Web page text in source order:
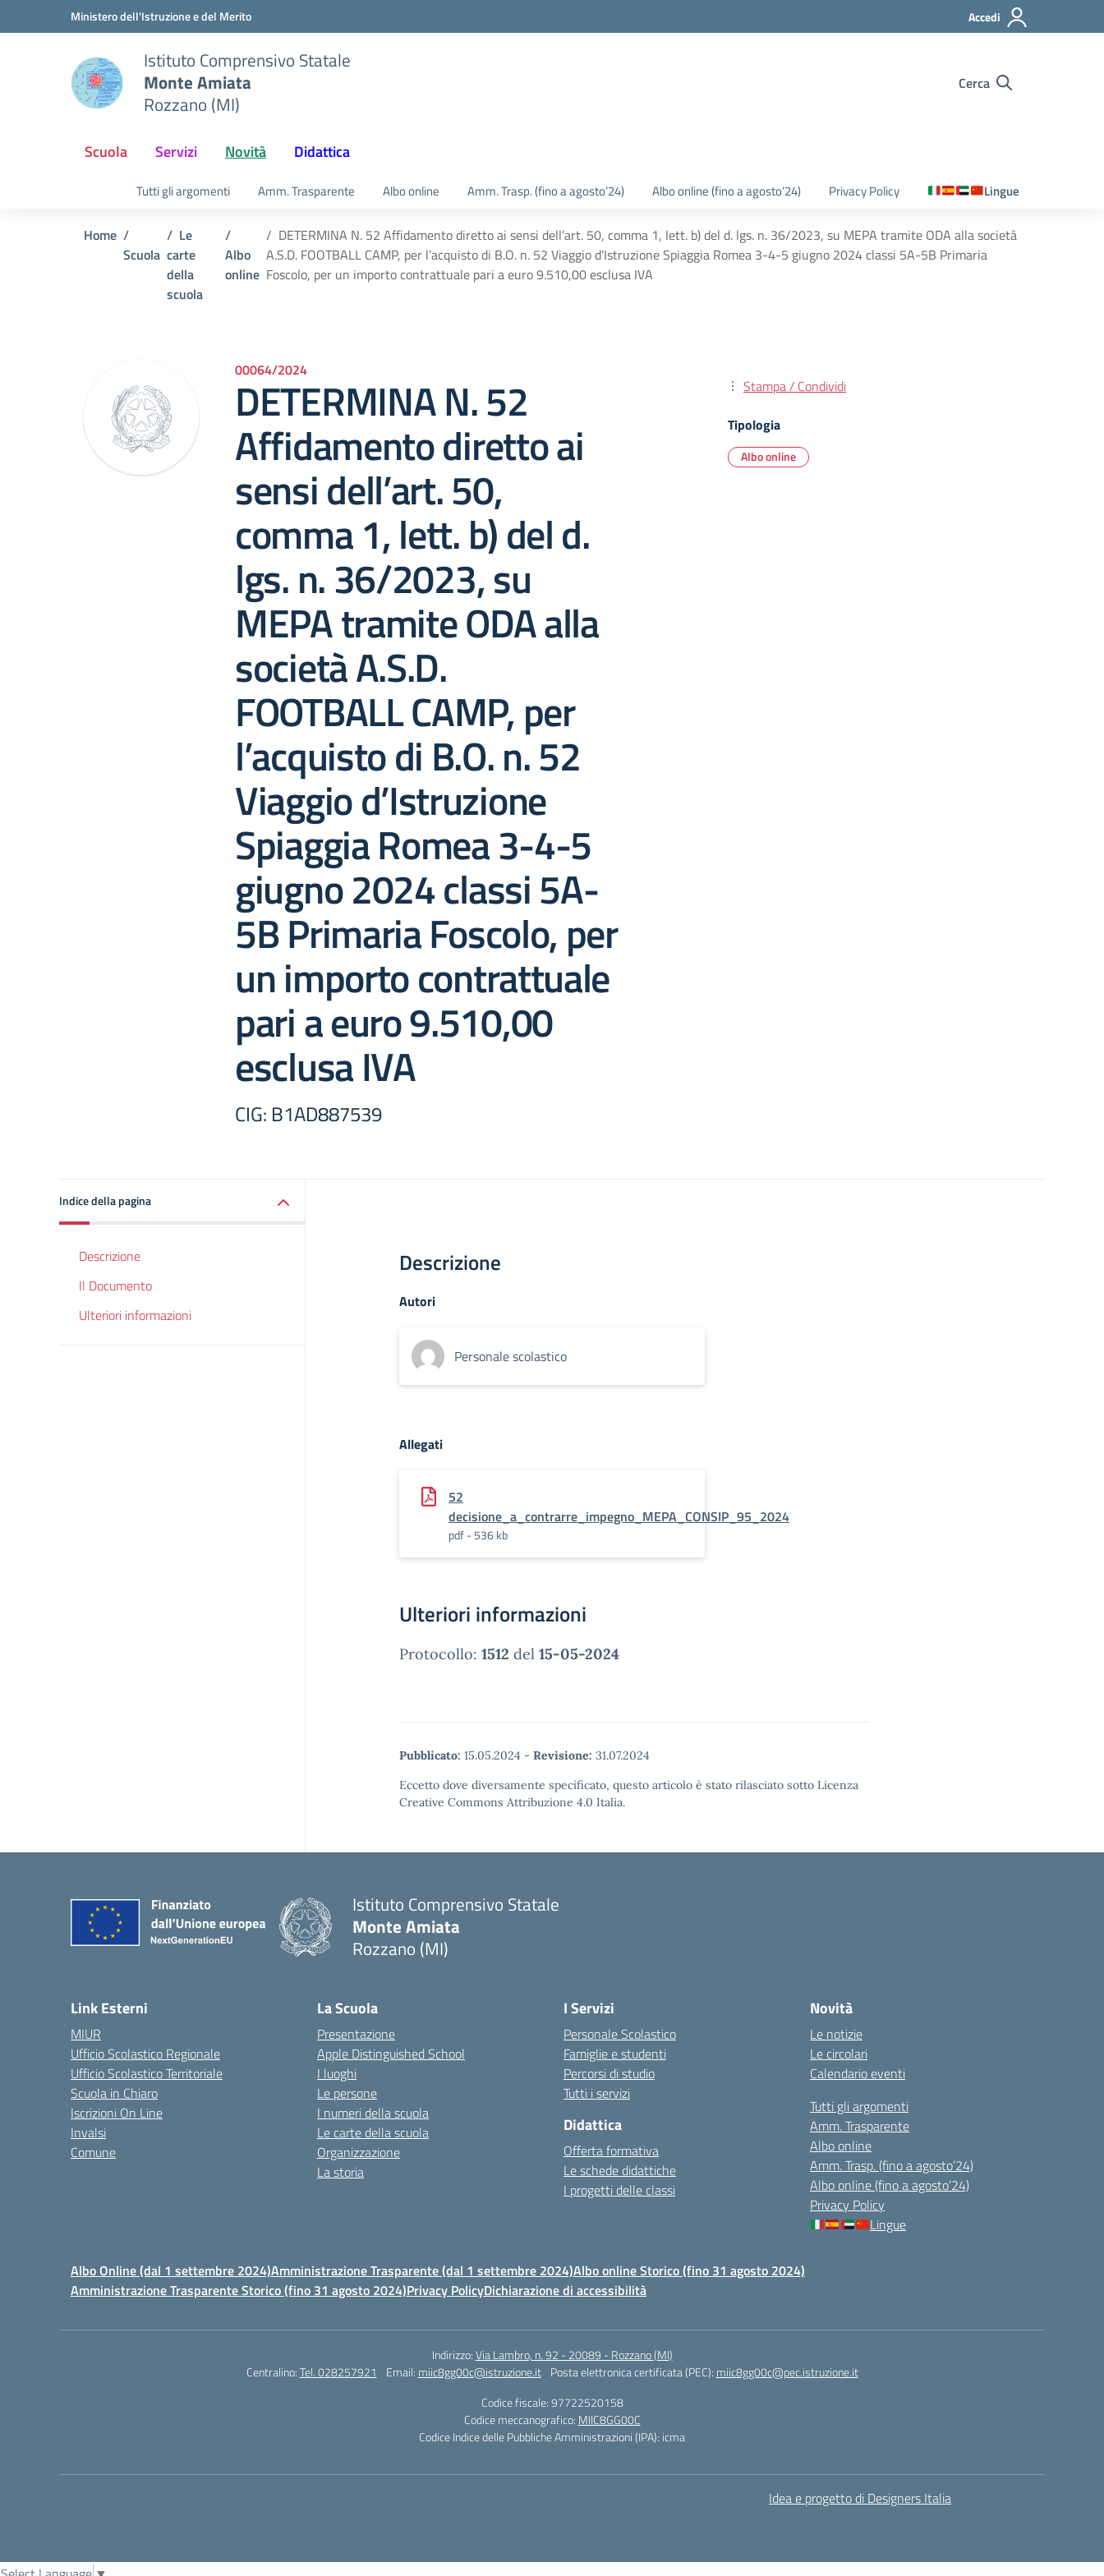
Vai ai contenuti
Vai al menu di navigazioneMinistero dell'Istruzione e del Merito Accedi
Istituto Comprensivo Statale
Monte Amiata
Rozzano (MI)
Cerca
Scuola Servizi Novità Didattica
Tutti gli argomenti Amm. Trasparente Albo online Amm. Trasp. (fino a agosto’24) Albo online (fino a agosto’24) Privacy Policy Lingue
Home
Scuola
Le
carte
della
scuola
Albo
online
DETERMINA N. 52 Affidamento diretto ai sensi dell’art. 50, comma 1, lett. b) del d. lgs. n. 36/2023, su MEPA tramite ODA alla società
A.S.D. FOOTBALL CAMP, per l’acquisto di B.O. n. 52 Viaggio d’Istruzione Spiaggia Romea 3-4-5 giugno 2024 classi 5A-5B Primaria
Foscolo, per un importo contrattuale pari a euro 9.510,00 esclusa IVA
00064/2024
DETERMINA N. 52
Affidamento diretto ai
sensi dell’art. 50,
comma 1, lett. b) del d.
lgs. n. 36/2023, su
MEPA tramite ODA alla
società A.S.D.
FOOTBALL CAMP, per
l’acquisto di B.O. n. 52
Viaggio d’Istruzione
Spiaggia Romea 3-4-5
giugno 2024 classi 5A-
5B Primaria Foscolo, per
un importo contrattuale
pari a euro 9.510,00
esclusa IVA
CIG: B1AD887539
Stampa / Condividi
Tipologia
Albo online
Indice della pagina
Descrizione
Il Documento
Ulteriori informazioni
Descrizione
Autori
Personale scolastico
Allegati
52
decisione_a_contrarre_impegno_MEPA_CONSIP_95_2024
pdf - 536 kb
Ulteriori informazioni
Protocollo: 1512 del 15-05-2024
Pubblicato: 15.05.2024 - Revisione: 31.07.2024
Eccetto dove diversamente specificato, questo articolo è stato rilasciato sotto Licenza
Creative Commons Attribuzione 4.0 Italia.
Istituto Comprensivo Statale
Monte Amiata
Rozzano (MI)
Link Esterni
MIUR
Ufficio Scolastico Regionale
Ufficio Scolastico Territoriale
Scuola in Chiaro
Iscrizioni On Line
Invalsi
Comune
La Scuola
Presentazione
Apple Distinguished School
I luoghi
Le persone
I numeri della scuola
Le carte della scuola
Organizzazione
La storia
I Servizi
Personale Scolastico
Famiglie e studenti
Percorsi di studio
Tutti i servizi
Didattica
Offerta formativa
Le schede didattiche
I progetti delle classi
Novità
Le notizie
Le circolari
Calendario eventi
Tutti gli argomenti
Amm. Trasparente
Albo online
Amm. Trasp. (fino a agosto’24)
Albo online (fino a agosto’24)
Privacy Policy
Lingue
Albo Online (dal 1 settembre 2024)Amministrazione Trasparente (dal 1 settembre 2024)Albo online Storico (fino 31 agosto 2024)
Amministrazione Trasparente Storico (fino 31 agosto 2024)Privacy PolicyDichiarazione di accessibilità
Indirizzo:Via Lambro, n. 92 - 20089 - Rozzano (MI)
Centralino:Tel. 028257921 Email: miic8gg00c@istruzione.it Posta elettronica certificata (PEC): miic8gg00c@pec.istruzione.it
Codice fiscale: 97722520158
Codice meccanografico: MIIC8GG00C
Codice Indice delle Pubbliche Amministrazioni (IPA): icma
Idea e progetto di Designers Italia